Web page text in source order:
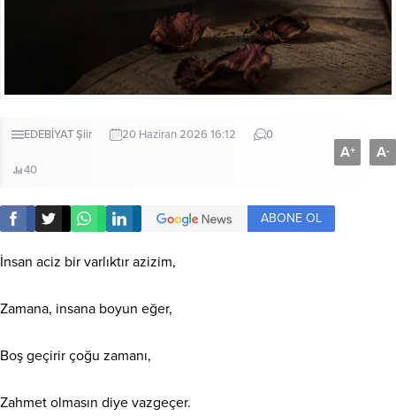
EDEBİYATŞiir 20 Haziran 2026 16:12 0
40
A+ A-
ABONE OL
İnsan aciz bir varlıktır azizim,
Zamana, insana boyun eğer,
Boş geçirir çoğu zamanı,
Zahmet olmasın diye vazgeçer.